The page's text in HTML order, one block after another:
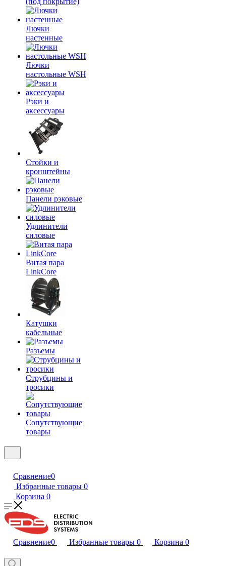
Лючки
настенные
Лючки
настольные WSH
Рэки и
аксессуары
Стойки и
кронштейны
Панели рэковые
Удлинители
силовые
Витая пара
LinkCore
Катушки
кабельные
Разъемы
Струбцины и
тросики
Сопутствующие
товары
Сравнение0
Избранные товары 0
Корзина 0
Сравнение0 Избранные товары 0 Корзина 0